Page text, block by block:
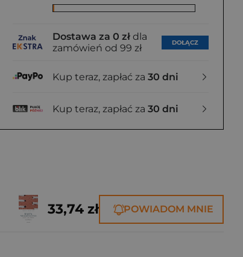
Dostawa za 0 zł dla
zamówień od 99 zł
DOŁĄCZ
Kup teraz, zapłać za 30 dni
Kup teraz, zapłać za 30 dni
33,74 zł POWIADOM MNIE